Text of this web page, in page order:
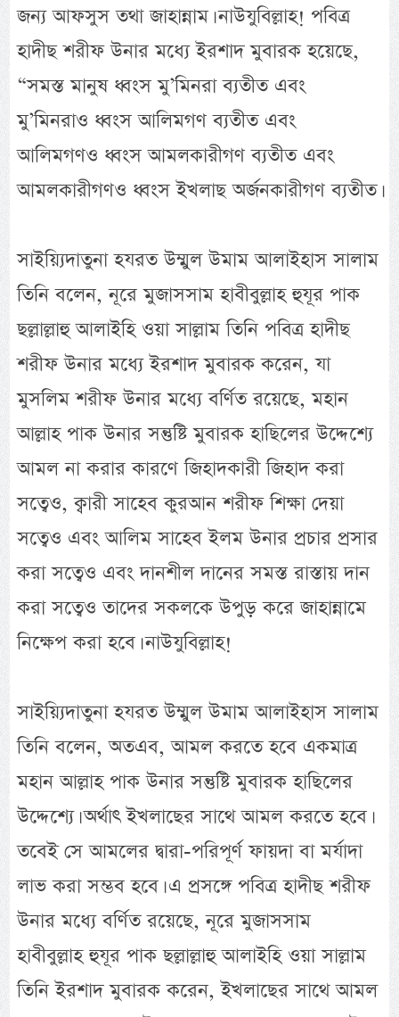
জন্য আফসুস তথা জাহান্নাম। নাউযুবিল্লাহ! পবিত্র
হাদীছ শরীফ উনার মধ্যে ইরশাদ মুবারক হয়েছে,
“সমস্ত মানুষ ধ্বংস মু’মিনরা ব্যতীত এবং
মু’মিনরাও ধ্বংস আলিমগণ ব্যতীত এবং
আলিমগণও ধ্বংস আমলকারীগণ ব্যতীত এবং
আমলকারীগণও ধ্বংস ইখলাছ অর্জনকারীগণ ব্যতীত।
সাইয়্যিদাতুনা হযরত উম্মুল উমাম আলাইহাস সালাম
তিনি বলেন, নূরে মুজাসসাম হাবীবুল্লাহ হুযূর পাক
ছল্লাল্লাহু আলাইহি ওয়া সাল্লাম তিনি পবিত্র হাদীছ
শরীফ উনার মধ্যে ইরশাদ মুবারক করেন, যা
মুসলিম শরীফ উনার মধ্যে বর্ণিত রয়েছে, মহান
আল্লাহ পাক উনার সন্তুষ্টি মুবারক হাছিলের উদ্দেশ্যে
আমল না করার কারণে জিহাদকারী জিহাদ করা
সত্বেও, ক্বারী সাহেব কুরআন শরীফ শিক্ষা দেয়া
সত্বেও এবং আলিম সাহেব ইলম উনার প্রচার প্রসার
করা সত্বেও এবং দানশীল দানের সমস্ত রাস্তায় দান
করা সত্বেও তাদের সকলকে উপুড় করে জাহান্নামে
নিক্ষেপ করা হবে। নাউযুবিল্লাহ!
সাইয়্যিদাতুনা হযরত উম্মুল উমাম আলাইহাস সালাম
তিনি বলেন, অতএব, আমল করতে হবে একমাত্র
মহান আল্লাহ পাক উনার সন্তুষ্টি মুবারক হাছিলের
উদ্দেশ্যে। অর্থাৎ ইখলাছের সাথে আমল করতে হবে।
তবেই সে আমলের দ্বারা-পরিপূর্ণ ফায়দা বা মর্যাদা
লাভ করা সম্ভব হবে। এ প্রসঙ্গে পবিত্র হাদীছ শরীফ
উনার মধ্যে বর্ণিত রয়েছে, নূরে মুজাসসাম
হাবীবুল্লাহ হুযূর পাক ছল্লাল্লাহু আলাইহি ওয়া সাল্লাম
তিনি ইরশাদ মুবারক করেন, ইখলাছের সাথে আমল